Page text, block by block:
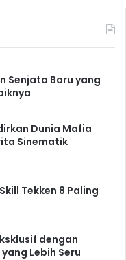
Senjata Baru yang
Dunia Mafia
Sinematik
Tekken 8 Paling
dengan
Lebih Seru